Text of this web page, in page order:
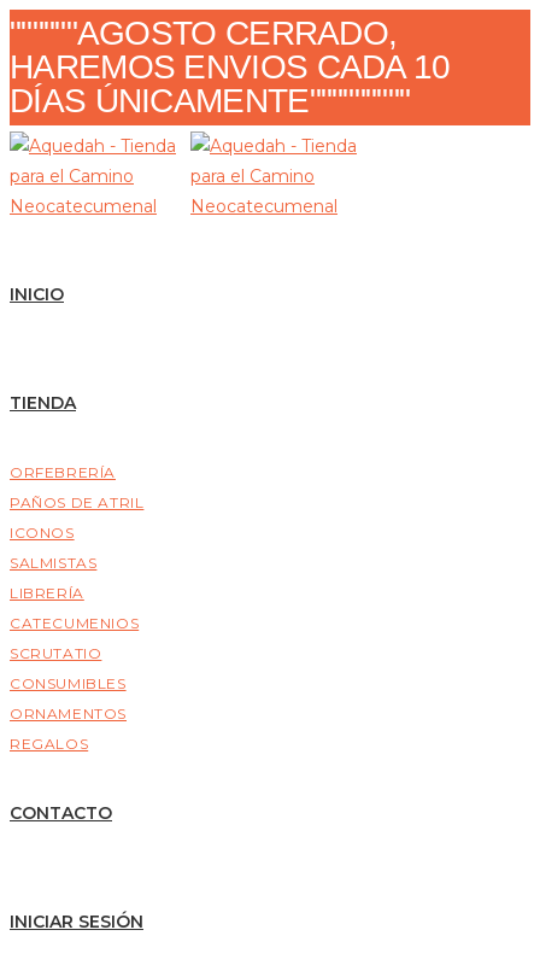
Ir
al
contenido
""""""AGOSTO CERRADO,
HAREMOS ENVIOS CADA 10
DÍAS ÚNICAMENTE"""""""""
INICIO
TIENDA
ORFEBRERÍA
PAÑOS DE ATRIL
ICONOS
SALMISTAS
LIBRERÍA
CATECUMENIOS
SCRUTATIO
CONSUMIBLES
ORNAMENTOS
REGALOS
CONTACTO
INICIAR SESIÓN